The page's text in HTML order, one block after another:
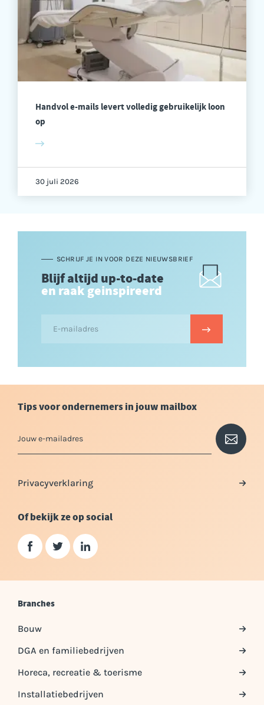
Handvol e-mails levert volledig gebruikelijk loon
op
30 juli 2026
SCHRIJF JE IN VOOR DEZE NIEUWSBRIEF
Blijf altijd up-to-date
en raak geinspireerd
Tips voor ondernemers in jouw mailbox
Privacyverklaring
Of bekijk ze op social
Branches
Bouw
DGA en familiebedrijven
Horeca, recreatie & toerisme
Installatiebedrijven